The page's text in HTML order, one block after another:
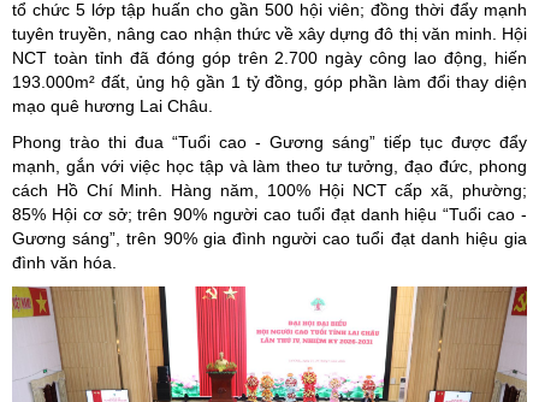
tổ chức 5 lớp tập huấn cho gần 500 hội viên; đồng thời đẩy mạnh
tuyên truyền, nâng cao nhận thức về xây dựng đô thị văn minh. Hội
NCT toàn tỉnh đã đóng góp trên 2.700 ngày công lao động, hiến
193.000m² đất, ủng hộ gần 1 tỷ đồng, góp phần làm đổi thay diện
mạo quê hương Lai Châu.
Phong trào thi đua “Tuổi cao - Gương sáng” tiếp tục được đẩy
mạnh, gắn với việc học tập và làm theo tư tưởng, đạo đức, phong
cách Hồ Chí Minh. Hàng năm, 100% Hội NCT cấp xã, phường;
85% Hội cơ sở; trên 90% người cao tuổi đạt danh hiệu “Tuổi cao -
Gương sáng”, trên 90% gia đình người cao tuổi đạt danh hiệu gia
đình văn hóa.